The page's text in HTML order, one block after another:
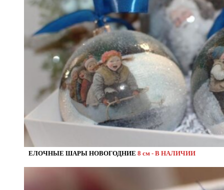
ЕЛОЧНЫЕ ШАРЫ НОВОГОДНИЕ 8 см - В НАЛИЧИИ